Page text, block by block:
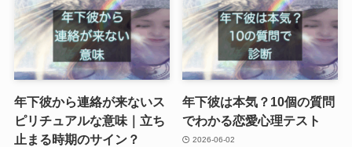
年下彼から連絡が来ないス
ピリチュアルな意味｜立ち
止まる時期のサイン？
年下彼は本気？10個の質問
でわかる恋愛心理テスト
2026-06-02